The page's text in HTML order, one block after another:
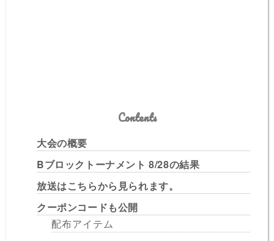
Contents
大会の概要
Bブロックトーナメント 8/28の結果
放送はこちらから見られます。
クーポンコードも公開
配布アイテム